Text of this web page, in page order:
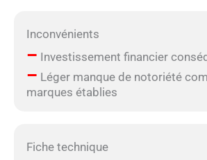
Inconvénients
– Investissement financier
– Léger manque de notoriété
marques établies
Fiche technique